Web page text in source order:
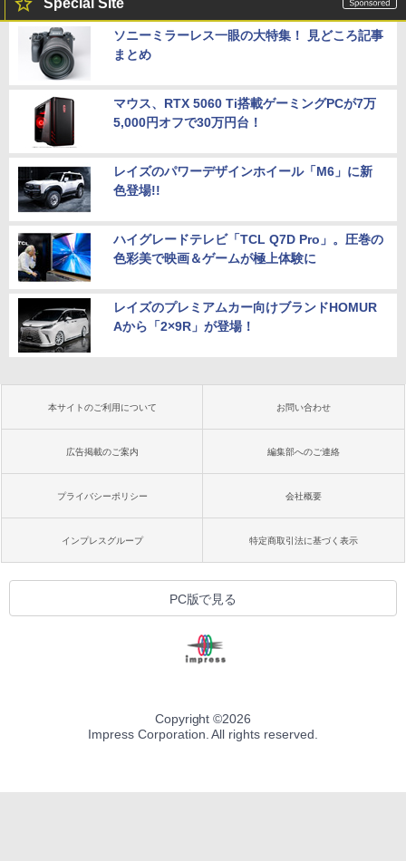
Special Site
ソニーミラーレス一眼の大特集！ 見どころ記事
まとめ
マウス、RTX 5060 Ti搭載ゲーミングPCが7万
5,000円オフで30万円台！
レイズのパワーデザインホイール「M6」に新
色登場!!
ハイグレードテレビ「TCL Q7D Pro」。圧巻の
色彩美で映画＆ゲームが極上体験に
レイズのプレミアムカー向けブランドHOMUR
Aから「2×9R」が登場！
本サイトのご利用について お問い合わせ
広告掲載のご案内 編集部へのご連絡
プライバシーポリシー 会社概要
インプレスグループ 特定商取引法に基づく表示
PC版で見る
Copyright ©2026
Impress Corporation. All rights reserved.